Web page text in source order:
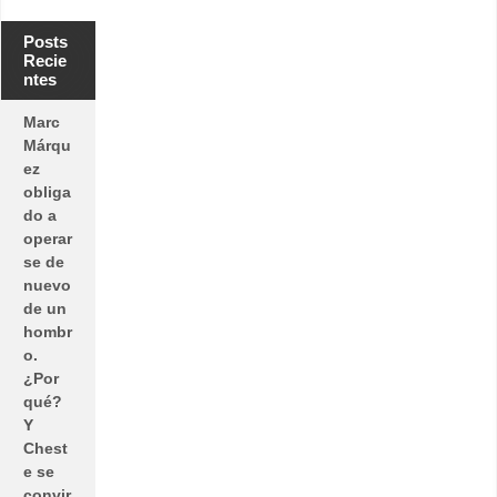
Posts
Recie
ntes
Marc
Márqu
ez
obliga
do a
operar
se de
nuevo
de un
hombr
o.
¿Por
qué?
Y
Chest
e se